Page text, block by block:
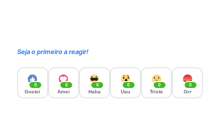
Seja o primeiro a reagir!
0
Gostei
0
Amei
0
Haha
0
Uau
0
Triste
0
Grr